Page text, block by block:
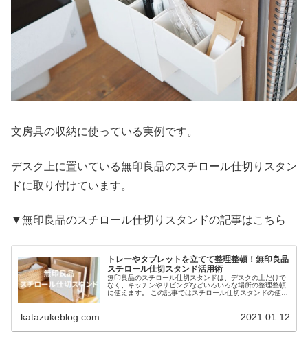
文房具の収納に使っている実例です。
デスク上に置いている無印良品のスチロール仕切りスタン
ドに取り付けています。
▼無印良品のスチロール仕切りスタンドの記事はこちら
トレーやタブレットを立てて整理整頓！無印良品
スチロール仕切スタンド活用術
無印良品のスチロール仕切スタンドは、デスクの上だけで
なく、キッチンやリビングなどいろいろな場所の整理整頓
に使えます。 この記事ではスチロール仕切スタンドの使い
katazukeblog.com 2021.01.12